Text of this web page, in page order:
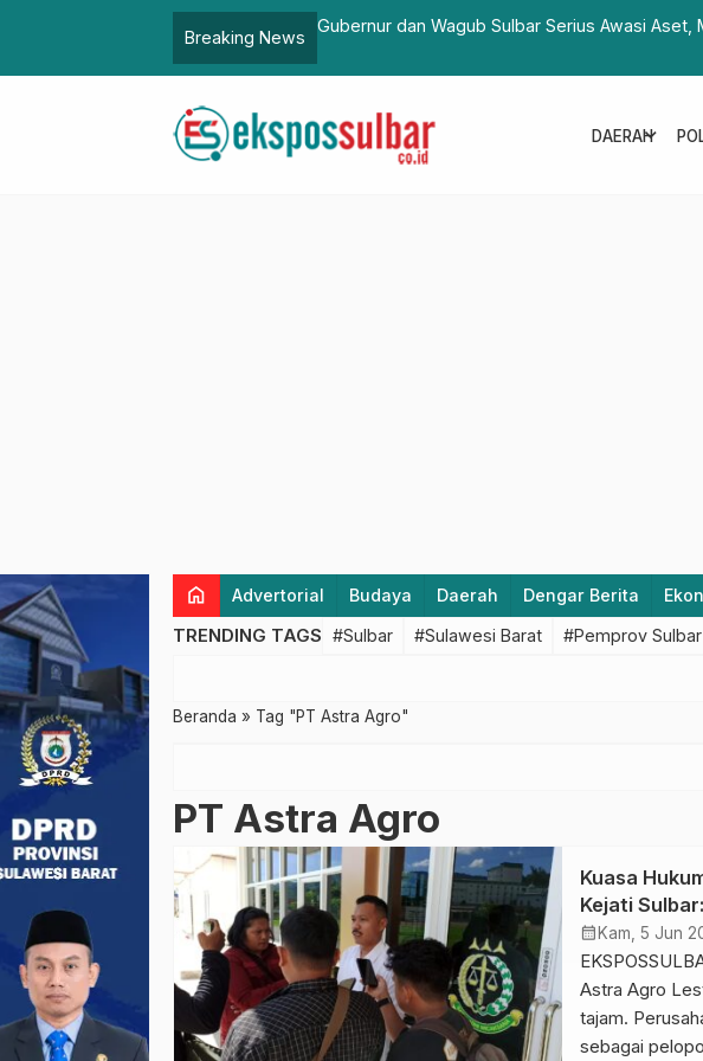
Breaking News
Gubernur dan Wagub Sulbar Serius Awasi Aset, Minta BPK
Kendaraan Dinas
DAERAH
expand_more
home Advertorial Budaya Daerah Dengar Berita
TRENDING TAGS #Sulbar #Sulawesi Barat #Pemprov Sulbar
Beranda » Tag "PT Astra Agro"
PT Astra Agro
Kuasa
Kejati
Hutan, dan
calendar_month Kam, 5 Jun
Astra Agro
tajam.
sebagai